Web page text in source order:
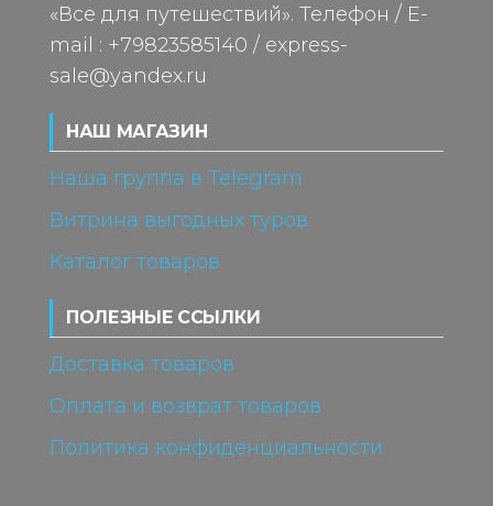
«Все для путешествий». Телефон / E-
mail : +79823585140 / express-
sale@yandex.ru
НАШ МАГАЗИН
Наша группа в Telegram
Витрина выгодных туров
Каталог товаров
ПОЛЕЗНЫЕ ССЫЛКИ
Доставка товаров
Оплата и возврат товаров
Политика конфиденциальности